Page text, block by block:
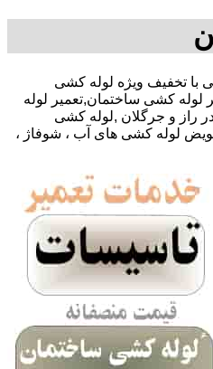
کمالی با تخفیف ویژه لوله کشی
کشی ساختمان,تعمیر لوله
راز و جرگلان ,لوله کشی
لوله کشی های آب ، شوفاژ ،